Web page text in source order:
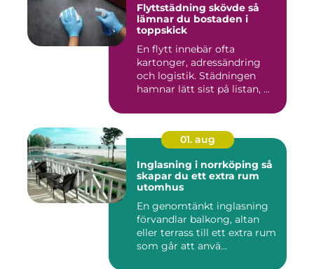
Flyttstädning skövde så
lämnar du bostaden i
toppskick
En flytt innebär ofta
kartonger, adressändring
och logistik. Städningen
hamnar lätt sist på listan, ...
01. aug
Inglasning i norrköping så
skapar du ett extra rum
utomhus
En genomtänkt inglasning
förvandlar balkong, altan
eller terrass till ett extra rum
som går att anvä...